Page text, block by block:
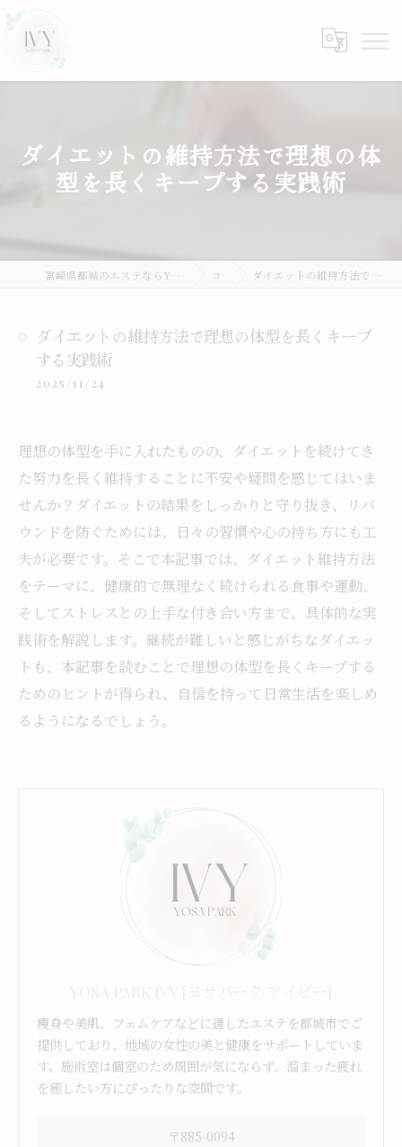
ダイエットの維持方法で理想の体
型を長くキープする実践術
宮崎県都城のエステならYOSA PARK IVY [ヨサパーク アイビー] コラム ダイエットの維持方法で理想の体型を長くキープする実践術
ダイエットの維持方法で理想の体型を長くキープ
する実践術
2025/11/24
理想の体型を手に入れたものの、ダイエットを続けてき
た努力を長く維持することに不安や疑問を感じてはいま
せんか？ダイエットの結果をしっかりと守り抜き、リバ
ウンドを防ぐためには、日々の習慣や心の持ち方にも工
夫が必要です。そこで本記事では、ダイエット維持方法
をテーマに、健康的で無理なく続けられる食事や運動、
そしてストレスとの上手な付き合い方まで、具体的な実
践術を解説します。継続が難しいと感じがちなダイエッ
トも、本記事を読むことで理想の体型を長くキープする
ためのヒントが得られ、自信を持って日常生活を楽しめ
るようになるでしょう。
YOSA PARK IVY [ヨサパーク アイビー]
痩身や美肌、フェムケアなどに適したエステを都城市でご
提供しており、地域の女性の美と健康をサポートしていま
す。施術室は個室のため周囲が気にならず、溜まった疲れ
を癒したい方にぴったりな空間です。
〒885-0094